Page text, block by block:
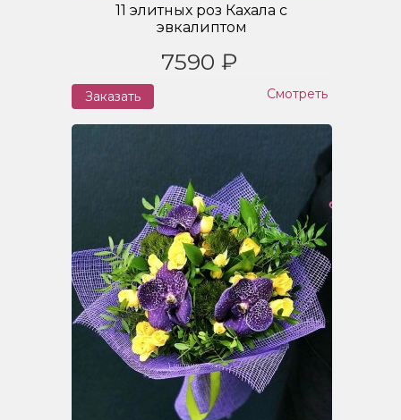
11 элитных роз Кахала с
эвкалиптом
7590 ₽
Заказать Смотреть